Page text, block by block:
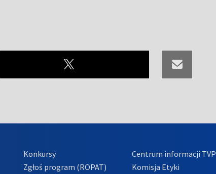
Konkursy
Zgłoś program (ROPAT)
Centrum informacji TVP
Komisja Etyki